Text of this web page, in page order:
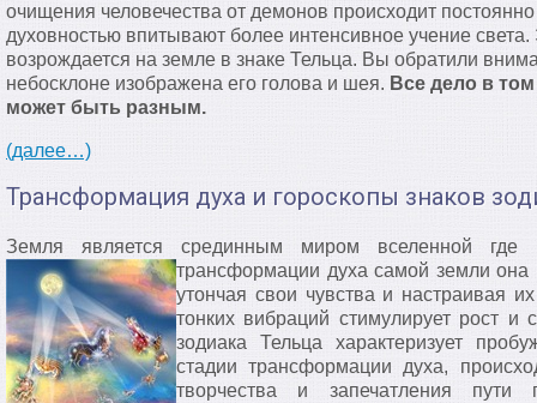
очищения человечества от демонов происходит
духовностью впитывают более интенсивное учение
возрождается на земле в знаке Тельца. Вы обратили
небосклоне изображена его голова и шея. Все дело в
может быть разным.
(далее…)
Трансформация духа и гороскопы знаков
Земля является срединным миром вселенной где
трансформации духа самой земли она
утончая свои чувства и настраивая
тонких вибраций стимулирует рост и
зодиака Тельца характеризует
стадии трансформации духа,
творчества и запечатления пути